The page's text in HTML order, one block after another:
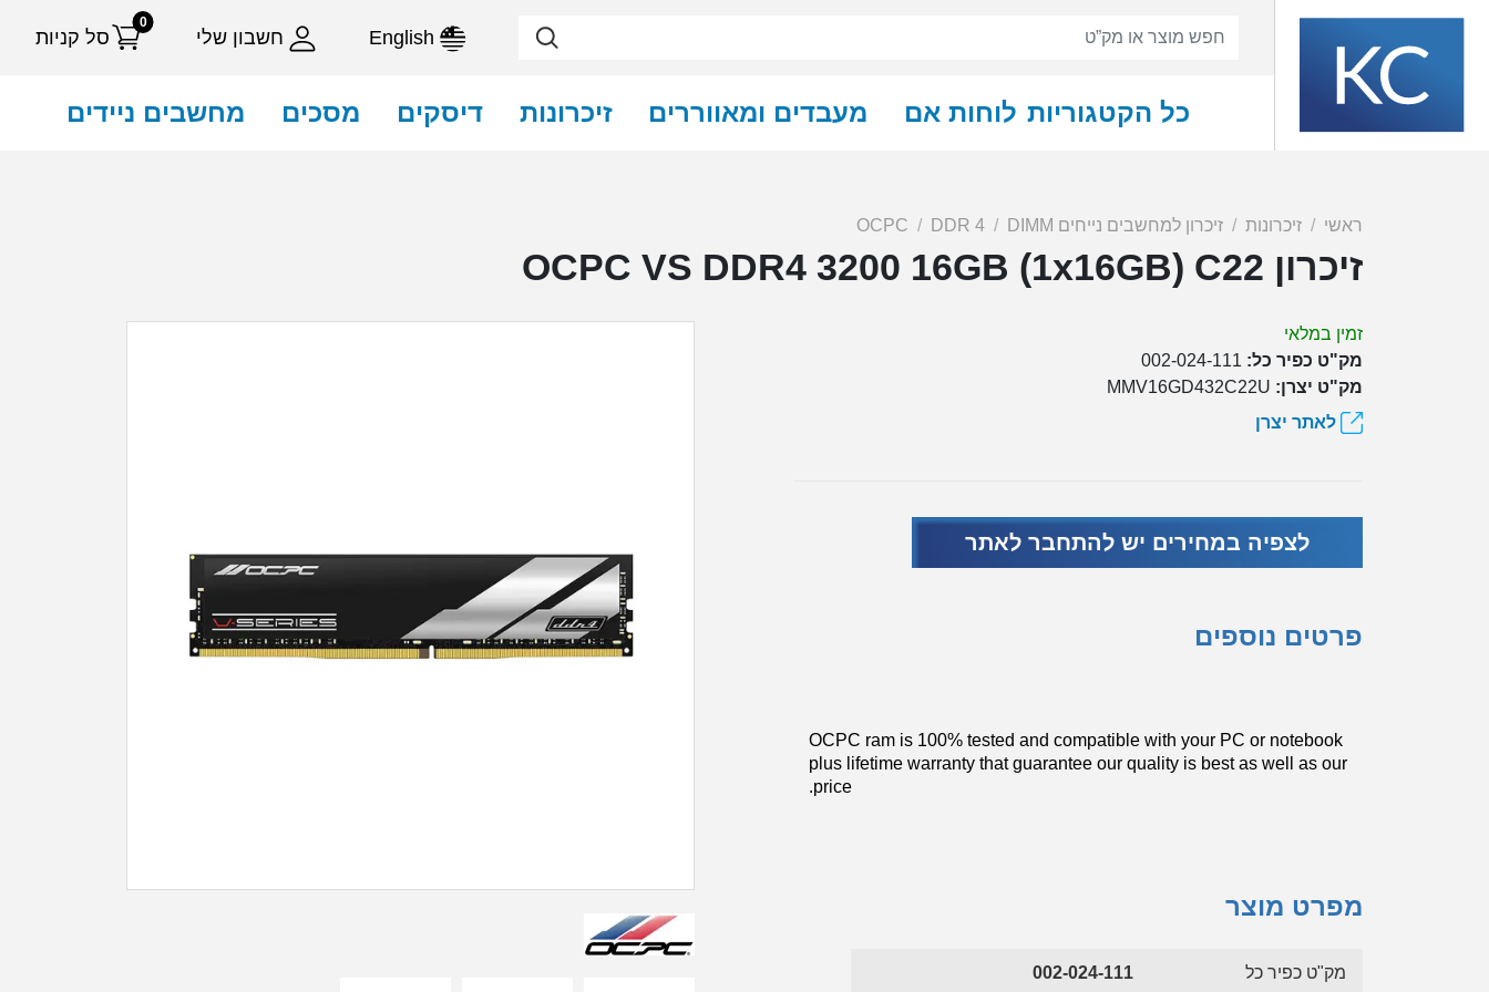
חשבון שלי סל קניות
0
כל הקטגוריות לוחות אם מעבדים ומאווררים זיכרונות דיסקים מסכים מחשבים ניידים
ראשי זיכרונות זיכרון למחשבים נייחים DIMM DDR 4
OCPC
זיכרון OCPC VS DDR4 3200 16GB (1x16GB) C22
זמין במלאי
מק"ט כפיר כל: 002-024-111
מק"ט יצרן: MMV16GD432C22U
לאתר יצרן
לצפיה במחירים יש להתחבר לאתר
פרטים נוספים
OCPC ram is 100% tested and compatible with your PC or notebook
plus lifetime warranty that guarantee our quality is best as well as our
price.
מפרט מוצר
מק"ט כפיר כל 002-024-111